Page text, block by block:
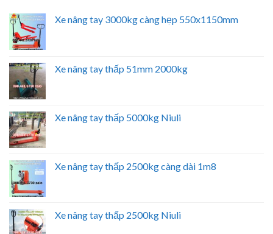
Xe nâng tay 3000kg càng hẹp 550x1150mm
Xe nâng tay thấp 51mm 2000kg
Xe nâng tay thấp 5000kg Niuli
Xe nâng tay thấp 2500kg càng dài 1m8
Xe nâng tay thấp 2500kg Niuli